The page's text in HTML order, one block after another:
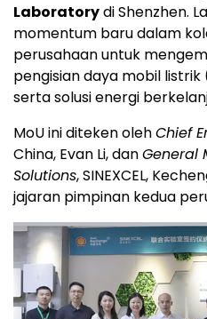
Laboratorydi Shenzhen.
momentum baru dalam
perusahaan untuk
pengisian daya mobil
serta solusi energi
MoU ini diteken olehChief
China, Evan Li, danGeneral
Solutions, SINEXCEL,
jajaran pimpinan kedua